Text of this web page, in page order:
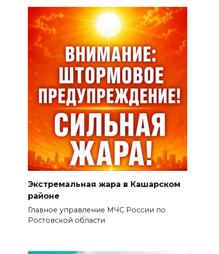
Экстремальная жара в Кашарском
районе
Главное управление МЧС России по
Ростовской области